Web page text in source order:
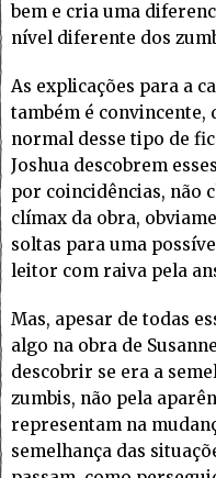
bem e cria uma
nível diferente dos
As explicações para a
também é
normal desse tipo de
Joshua descobrem
por coincidências, não
clímax da obra,
soltas para uma
leitor com raiva pela
Mas, apesar de todas
algo na obra de
descobrir se era a
zumbis, não pela
representam na
semelhança das